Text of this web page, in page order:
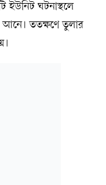
ইউনিট ঘটনাস্থলে
আনে। ততক্ষণে তুলার